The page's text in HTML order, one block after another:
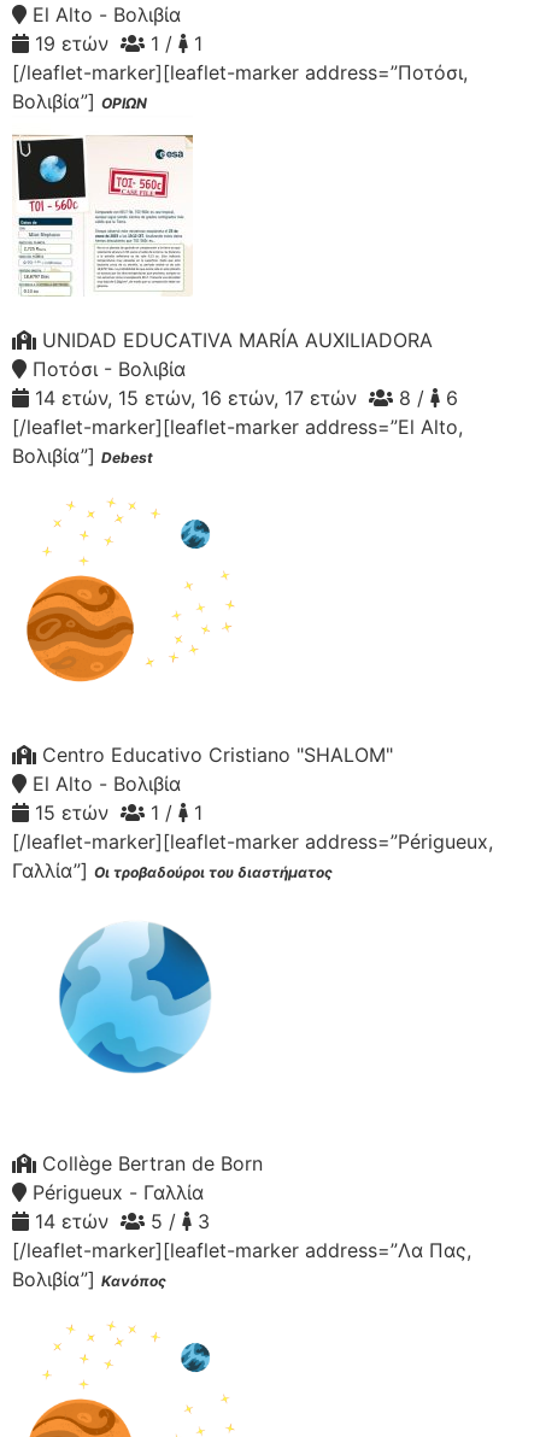
El Alto - Βολιβία
19 ετών
1 /
1
[/leaflet-marker][leaflet-marker address=”Ποτόσι,
Βολιβία”] ΟΡΙΩΝ
UNIDAD EDUCATIVA MARÍA AUXILIADORA
Ποτόσι - Βολιβία
14 ετών, 15 ετών, 16 ετών, 17 ετών
8 /
6
[/leaflet-marker][leaflet-marker address=”El Alto,
Βολιβία”] Debest
Centro Educativo Cristiano "SHALOM"
El Alto - Βολιβία
15 ετών
1 /
1
[/leaflet-marker][leaflet-marker address=”Périgueux,
Γαλλία”] Οι τροβαδούροι του διαστήματος
Collège Bertran de Born
Périgueux - Γαλλία
14 ετών
5 /
3
[/leaflet-marker][leaflet-marker address=”Λα Πας,
Βολιβία”] Κανόπος